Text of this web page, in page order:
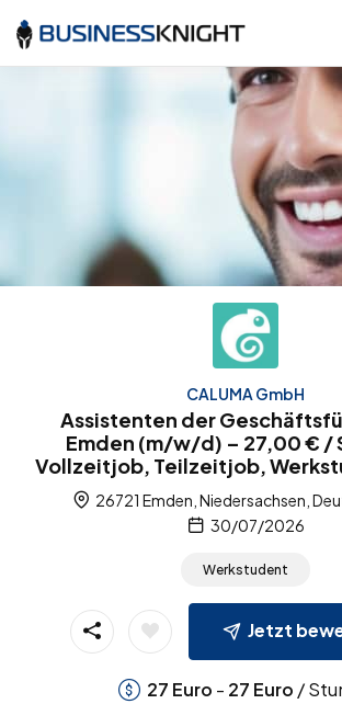
CALUMA GmbH
Assistenten der
Emden (m/w/d) – 27,00 € /
Vollzeitjob, Teilzeitjob,
26721 Emden, Niedersachsen,
30/07/2026
Werkstudent
Jetzt
27 Euro - 27 Euro /